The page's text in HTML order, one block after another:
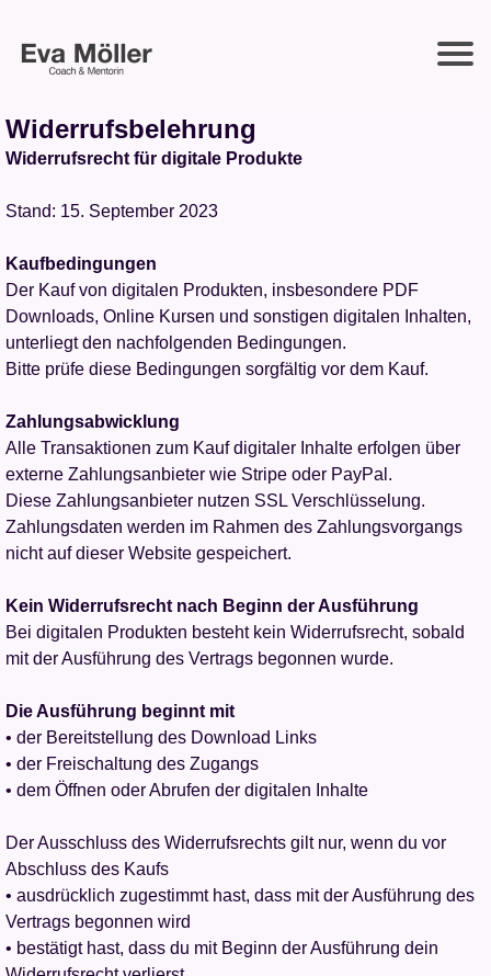
Widerrufsbelehrung
Widerrufsrecht für digitale Produkte
Stand: 15. September 2023
Kaufbedingungen
Der Kauf von digitalen Produkten, insbesondere PDF
Downloads, Online Kursen und sonstigen digitalen Inhalten,
unterliegt den nachfolgenden Bedingungen.
Bitte prüfe diese Bedingungen sorgfältig vor dem Kauf.
Zahlungsabwicklung
Alle Transaktionen zum Kauf digitaler Inhalte erfolgen über
externe Zahlungsanbieter wie Stripe oder PayPal.
Diese Zahlungsanbieter nutzen SSL Verschlüsselung.
Zahlungsdaten werden im Rahmen des Zahlungsvorgangs
nicht auf dieser Website gespeichert.
Kein Widerrufsrecht nach Beginn der Ausführung
Bei digitalen Produkten besteht kein Widerrufsrecht, sobald
mit der Ausführung des Vertrags begonnen wurde.
Die Ausführung beginnt mit
• der Bereitstellung des Download Links
• der Freischaltung des Zugangs
• dem Öffnen oder Abrufen der digitalen Inhalte
Der Ausschluss des Widerrufsrechts gilt nur, wenn du vor
Abschluss des Kaufs
• ausdrücklich zugestimmt hast, dass mit der Ausführung des
Vertrags begonnen wird
• bestätigt hast, dass du mit Beginn der Ausführung dein